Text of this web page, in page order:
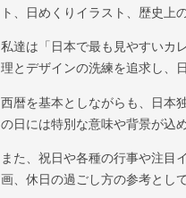
ト、日めくりイラスト、歴史上
私達は「日本で最も見やすいカ
理とデザインの洗練を追求し、
西暦を基本としながらも、日本
の日には特別な意味や背景が込
また、祝日や各種の行事や注目
画、休日の過ごし方の参考とし